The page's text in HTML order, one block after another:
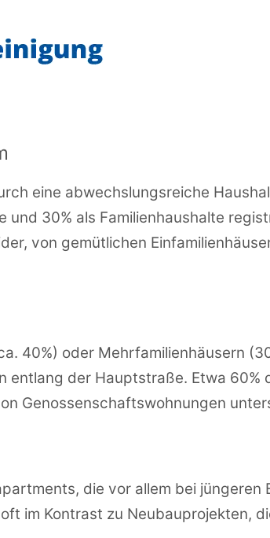
eine abwechslungsreiche
und 30% als Familienhaushalte
von gemütlichen
40%) oder Mehrfamilienhäusern
der Hauptstraße. Etwa 60%
Genossenschaftswohnungen
die vor allem bei jüngeren
im Kontrast zu Neubauprojekten,